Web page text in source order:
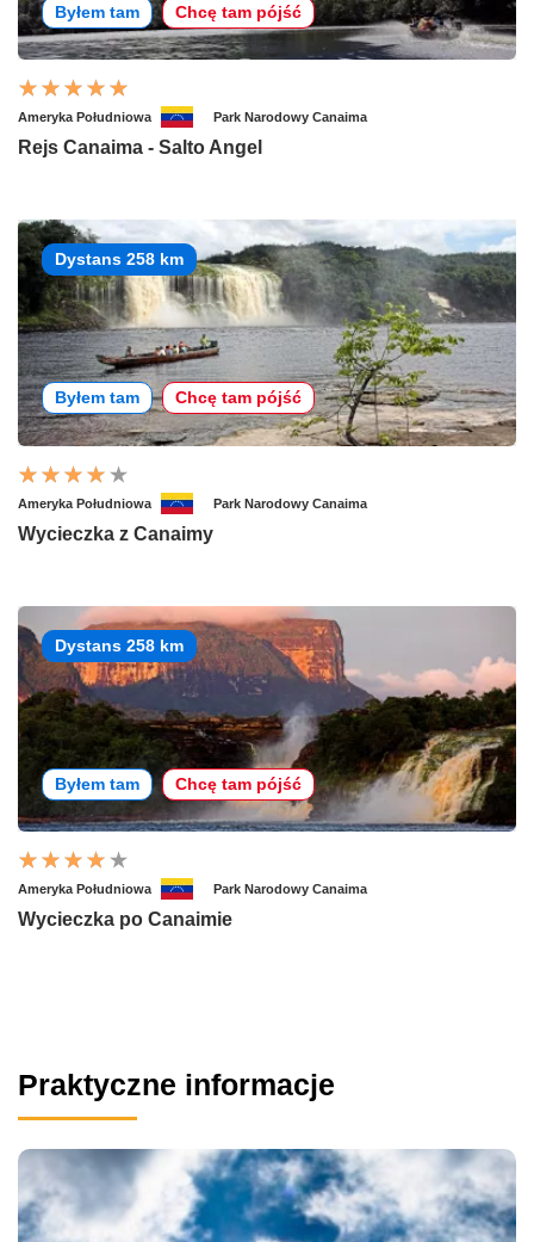
Byłem tam Chcę tam pójść
Ameryka Południowa Park Narodowy Canaima
Rejs Canaima - Salto Angel
Dystans 258 km
Byłem tam Chcę tam pójść
Ameryka Południowa Park Narodowy Canaima
Wycieczka z Canaimy
Dystans 258 km
Byłem tam Chcę tam pójść
Ameryka Południowa Park Narodowy Canaima
Wycieczka po Canaimie
Praktyczne informacje